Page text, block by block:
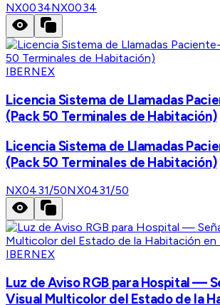
NX0034NX0034
IBERNEX
Licencia Sistema de Llamadas
(Pack 50 Terminales de Habitación)
Licencia Sistema de Llamadas
(Pack 50 Terminales de Habitación)
NX0431/50NX0431/50
IBERNEX
Luz de Aviso RGB para Hospital —
Visual Multicolor del Estado de la